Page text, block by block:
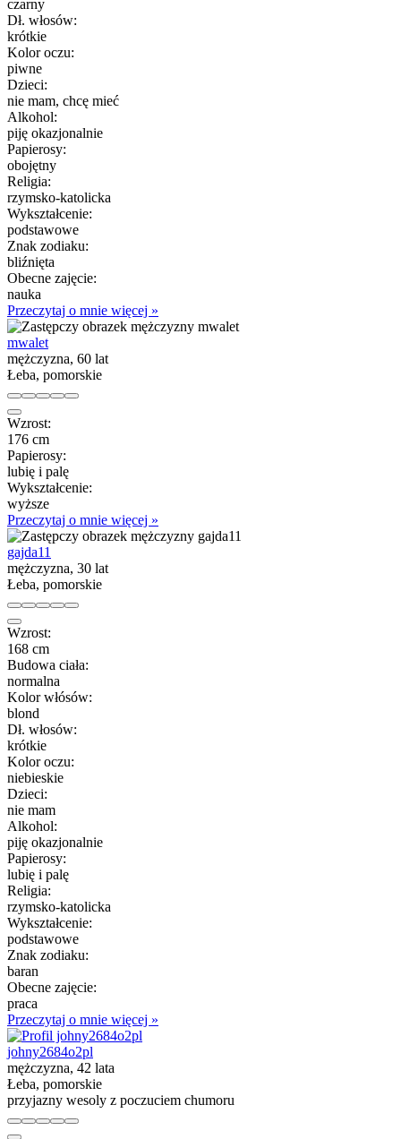
czarny
Dł. włosów:
krótkie
Kolor oczu:
piwne
Dzieci:
nie mam, chcę mieć
Alkohol:
piję okazjonalnie
Papierosy:
obojętny
Religia:
rzymsko-katolicka
Wykształcenie:
podstawowe
Znak zodiaku:
bliźnięta
Obecne zajęcie:
nauka
Przeczytaj o mnie więcej »
mwalet
mężczyzna, 60 lat
Łeba, pomorskie
Wzrost:
176 cm
Papierosy:
lubię i palę
Wykształcenie:
wyższe
Przeczytaj o mnie więcej »
gajda11
mężczyzna, 30 lat
Łeba, pomorskie
Wzrost:
168 cm
Budowa ciała:
normalna
Kolor włósów:
blond
Dł. włosów:
krótkie
Kolor oczu:
niebieskie
Dzieci:
nie mam
Alkohol:
piję okazjonalnie
Papierosy:
lubię i palę
Religia:
rzymsko-katolicka
Wykształcenie:
podstawowe
Znak zodiaku:
baran
Obecne zajęcie:
praca
Przeczytaj o mnie więcej »
johny2684o2pl
mężczyzna, 42 lata
Łeba, pomorskie
przyjazny wesoly z poczuciem chumoru